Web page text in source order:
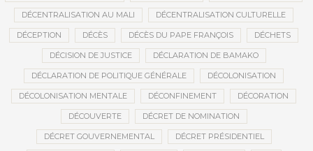
DÉCENTRALISATION AU MALI DÉCENTRALISATION CULTURELLE
DÉCEPTION DÉCÈS DÉCÈS DU PAPE FRANÇOIS DÉCHETS
DÉCISION DE JUSTICE DÉCLARATION DE BAMAKO
DÉCLARATION DE POLITIQUE GÉNÉRALE DÉCOLONISATION
DÉCOLONISATION MENTALE DÉCONFINEMENT DÉCORATION
DÉCOUVERTE DÉCRET DE NOMINATION
DÉCRET GOUVERNEMENTAL DÉCRET PRÉSIDENTIEL